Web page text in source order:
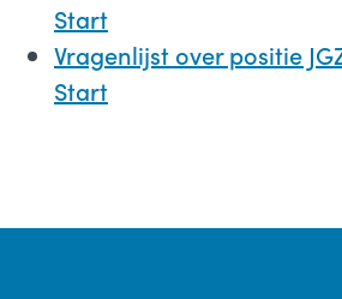
Start
Vragenlijst over positie
Start